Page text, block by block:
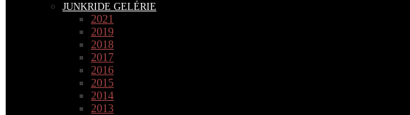
JUNKRIDE GELÉRIE
2021
2019
2018
2017
2016
2015
2014
2013